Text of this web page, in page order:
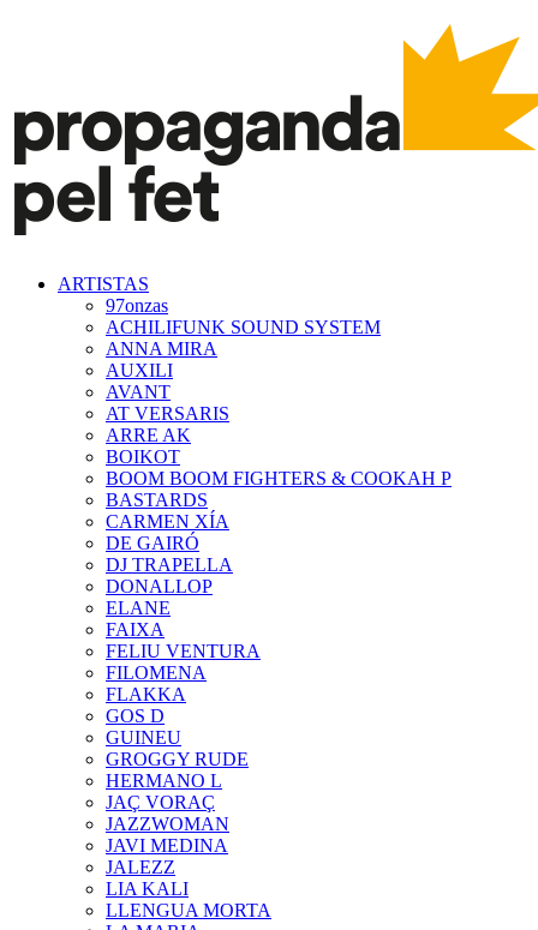
ARTISTAS
97onzas
ACHILIFUNK SOUND SYSTEM
ANNA MIRA
AUXILI
AVANT
AT VERSARIS
ARRE AK
BOIKOT
BOOM BOOM FIGHTERS & COOKAH P
BASTARDS
CARMEN XÍA
DE GAIRÓ
DJ TRAPELLA
DONALLOP
ELANE
FAIXA
FELIU VENTURA
FILOMENA
FLAKKA
GOS D
GUINEU
GROGGY RUDE
HERMANO L
JAÇ VORAÇ
JAZZWOMAN
JAVI MEDINA
JALEZZ
LIA KALI
LLENGUA MORTA